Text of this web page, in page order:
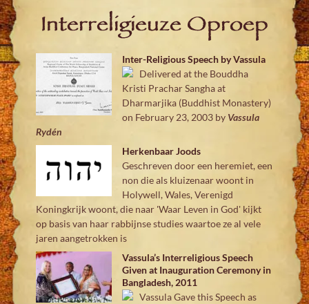
Interreligieuze Oproep
Inter-Religious Speech by Vassula
Delivered at the Bouddha
Kristi Prachar Sangha at
Dharmarjika (Buddhist Monastery)
on February 23, 2003 by Vassula
Rydén
Herkenbaar Joods
Geschreven door een heremiet, een
non die als kluizenaar woont in
Holywell, Wales, Verenigd
Koningkrijk woont, die naar 'Waar Leven in God' kijkt
op basis van haar rabbijnse studies waartoe ze al vele
jaren aangetrokken is
Vassula’s Interreligious Speech
Given at Inauguration Ceremony in
Bangladesh, 2011
Vassula Gave this Speech as